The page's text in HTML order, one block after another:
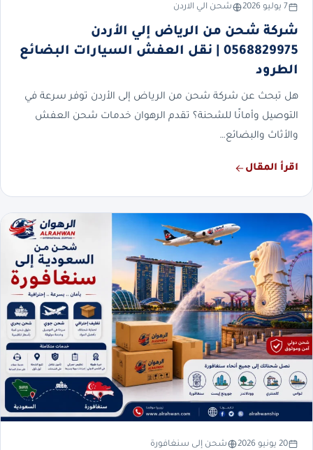
7 يوليو 2026 شحن الي الاردن
شركة شحن من الرياض إلي الأردن
0568829975 | نقل العفش السيارات البضائع
الطرود
هل تبحث عن شركة شحن من الرياض إلى الأردن توفر سرعة في
التوصيل وأمانًا للشحنة؟ تقدم الرهوان خدمات شحن العفش
والأثاث والبضائع…
اقرأ المقال
20 يونيو 2026 شحن إلى سنغافورة